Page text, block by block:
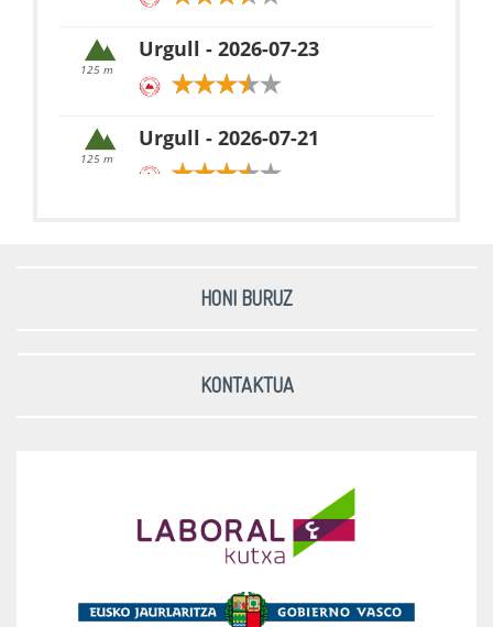
125 m
Urgull - 2026-07-23
125 m
Urgull - 2026-07-21
125 m
HONI BURUZ
KONTAKTUA